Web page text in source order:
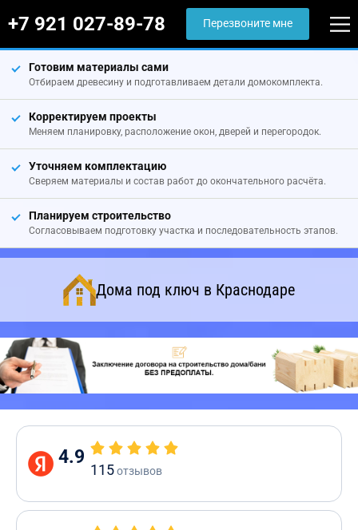
+7 921 027-89-78 Перезвоните мне
Готовим материалы сами
Отбираем древесину и подготавливаем детали домокомплекта.
Корректируем проекты
Меняем планировку, расположение окон, дверей и перегородок.
Уточняем комплектацию
Сверяем материалы и состав работ до окончательного расчёта.
Планируем строительство
Согласовываем подготовку участка и последовательность этапов.
Дома под ключ в Краснодаре
4.9
115отзывов